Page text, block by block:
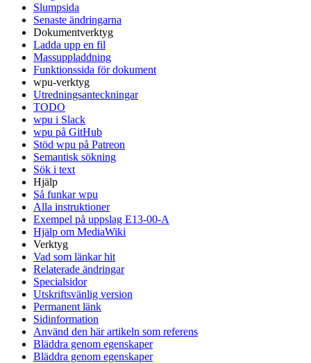
Slumpsida
Senaste ändringarna
Dokumentverktyg
Ladda upp en fil
Massuppladdning
Funktionssida för dokument
wpu-verktyg
Utredningsanteckningar
TODO
wpu i Slack
wpu på GitHub
Stöd wpu på Patreon
Semantisk sökning
Sök i text
Hjälp
Så funkar wpu
Alla instruktioner
Exempel på uppslag E13-00-A
Hjälp om MediaWiki
Verktyg
Vad som länkar hit
Relaterade ändringar
Specialsidor
Utskriftsvänlig version
Permanent länk
Sidinformation
Använd den här artikeln som referens
Bläddra genom egenskaper
Bläddra genom egenskaper